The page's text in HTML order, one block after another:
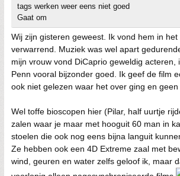
tags werken weer eens niet goed
Gaat om
Wij zijn gisteren geweest. Ik vond hem in
verwarrend. Muziek was wel apart
mijn vrouw vond DiCaprio geweldig acteren,
Penn vooral bijzonder goed. Ik geef de film
ook niet gelezen waar het over ging en geen
Wel toffe bioscopen hier (Pilar, half uurtje
zalen waar je maar met hooguit 60 man in
stoelen die ook nog eens bijna languit
Ze hebben ook een 4D Extreme zaal met
wind, geuren en water zelfs geloof ik, maar